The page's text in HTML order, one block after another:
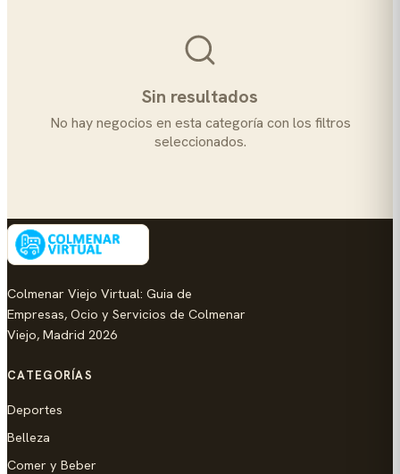
Sin resultados
No hay negocios en esta categoría con los filtros
seleccionados.
Colmenar Viejo Virtual: Guia de
Empresas, Ocio y Servicios de Colmenar
Viejo, Madrid 2026
CATEGORÍAS
Deportes
Belleza
Comer y Beber